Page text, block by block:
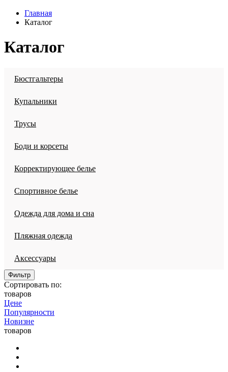
Главная
Каталог
Каталог
Бюстгальтеры
Купальники
Трусы
Боди и корсеты
Корректирующее белье
Спортивное белье
Одежда для дома и сна
Пляжная одежда
Аксессуары
Фильтр
Сортировать по:
товаров
Цене
Популярности
Новизне
товаров